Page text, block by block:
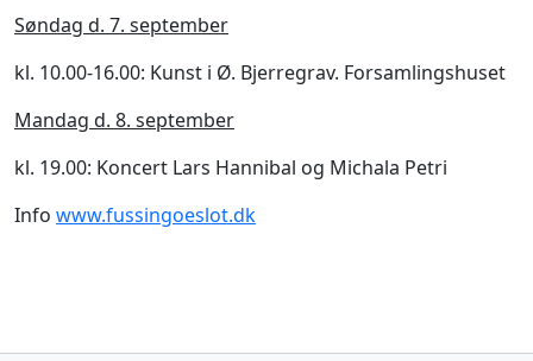
Søndag d. 7. september
kl. 10.00-16.00: Kunst i Ø. Bjerregrav. Forsamlingshuset
Mandag d. 8. september
kl. 19.00: Koncert Lars Hannibal og Michala Petri
Info www.fussingoeslot.dk